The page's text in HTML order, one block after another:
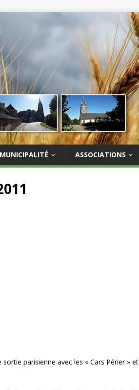
MUNICIPALITÉ ASSOCIATIONS
parisienne avec les « Cars Périer » et